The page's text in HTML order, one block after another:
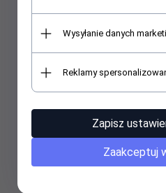
Wysyłanie danych
Reklamy
Zapisz
Zaakceptuj